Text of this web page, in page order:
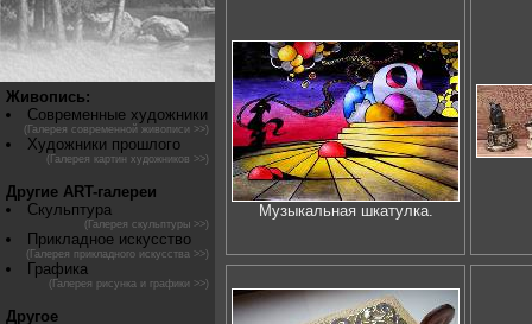
Живопись:
Современные художники
(Галерея современной живописи >>)
Художники прошлого
(Галерея картин художников >>)
Другие ART-галереи
Скульптура
(Галерея скульптуры >>)
Прикладное искусство
(Галерея прикладного искусства >>)
Графика
(Галерея рисунка и графики >>)
Другое
Музыкальная шкатулка.